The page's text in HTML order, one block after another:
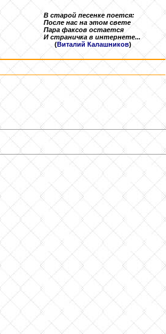
В старой песенке поется:
После нас на этом свете
Пара факсов остается
И страничка в интернете...
(Виталий Калашников)